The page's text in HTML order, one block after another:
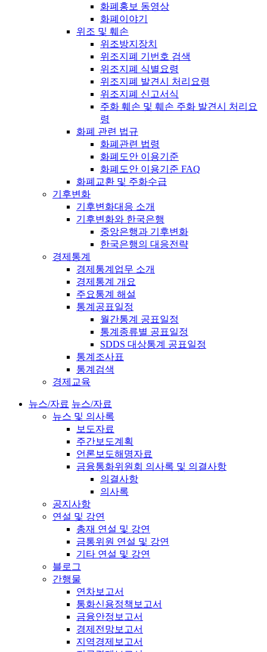
화폐홍보 동영상
화폐이야기
위조 및 훼손
위조방지장치
위조지폐 기번호 검색
위조지폐 식별요령
위조지폐 발견시 처리요령
위조지폐 신고서식
주화 훼손 및 훼손 주화 발견시 처리요
령
화폐 관련 법규
화폐관련 법령
화폐도안 이용기준
화폐도안 이용기준 FAQ
화폐교환 및 주화수급
기후변화
기후변화대응 소개
기후변화와 한국은행
중앙은행과 기후변화
한국은행의 대응전략
경제통계
경제통계업무 소개
경제통계 개요
주요통계 해설
통계공표일정
월간통계 공표일정
통계종류별 공표일정
SDDS 대상통계 공표일정
통계조사표
통계검색
경제교육
뉴스/자료 뉴스/자료
뉴스 및 의사록
보도자료
주간보도계획
언론보도해명자료
금융통화위원회 의사록 및 의결사항
의결사항
의사록
공지사항
연설 및 강연
총재 연설 및 강연
금통위원 연설 및 강연
기타 연설 및 강연
블로그
간행물
연차보고서
통화신용정책보고서
금융안정보고서
경제전망보고서
지역경제보고서